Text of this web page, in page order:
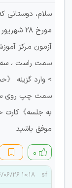
سلام، دوستانی
آزمون مرکز
سمت راست ، سه
> وارد گزینه
سمت چپ روی
به جلسه》کارت
موفق باشید
۰
sf ۱۰:۱۸ ۱۴۰۴/۰۶/۲۶